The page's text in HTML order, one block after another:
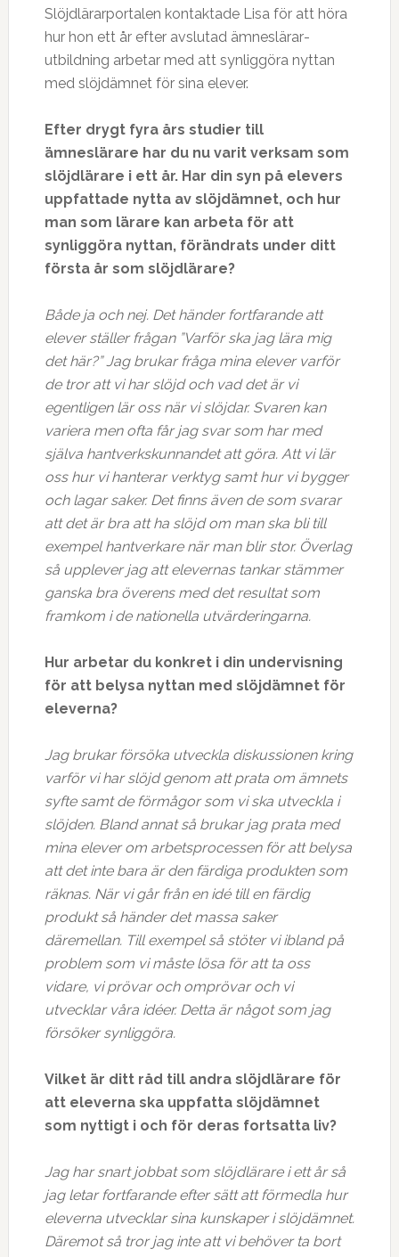
Slöjdlärarportalen kontaktade Lisa för att höra
hur hon ett år efter avslutad ämneslärar­
utbildning arbetar med att synliggöra nyttan
med slöjdämnet för sina elever.
Efter drygt fyra års studier till
ämneslärare har du nu varit verksam som
slöjdlärare i ett år. Har din syn på elevers
uppfattade nytta av slöjdämnet, och hur
man som lärare kan arbeta för att
synliggöra nyttan, förändrats under ditt
första år som slöjdlärare?
Både ja och nej. Det händer fortfarande att
elever ställer frågan ”Varför ska jag lära mig
det här?” Jag brukar fråga mina elever varför
de tror att vi har slöjd och vad det är vi
egentligen lär oss när vi slöjdar. Svaren kan
variera men ofta får jag svar som har med
själva hantverkskunnandet att göra. Att vi lär
oss hur vi hanterar verktyg samt hur vi bygger
och lagar saker. Det finns även de som svarar
att det är bra att ha slöjd om man ska bli till
exempel hantverkare när man blir stor. Överlag
så upplever jag att elevernas tankar stämmer
ganska bra överens med det resultat som
framkom i de nationella utvärderingarna.
Hur arbetar du konkret i din undervisning
för att belysa nyttan med slöjdämnet för
eleverna?
Jag brukar försöka utveckla diskussionen kring
varför vi har slöjd genom att prata om ämnets
syfte samt de förmågor som vi ska utveckla i
slöjden. Bland annat så brukar jag prata med
mina elever om arbetsprocessen för att belysa
att det inte bara är den färdiga produkten som
räknas. När vi går från en idé till en färdig
produkt så händer det massa saker
däremellan. Till exempel så stöter vi ibland på
problem som vi måste lösa för att ta oss
vidare, vi prövar och omprövar och vi
utvecklar våra idéer. Detta är något som jag
försöker synliggöra.
Vilket är ditt råd till andra slöjdlärare för
att eleverna ska uppfatta slöjdämnet
som nyttigt i och för deras fortsatta liv?
Jag har snart jobbat som slöjdlärare i ett år så
jag letar fortfarande efter sätt att förmedla hur
eleverna utvecklar sina kunskaper i slöjdämnet.
Däremot så tror jag inte att vi behöver ta bort